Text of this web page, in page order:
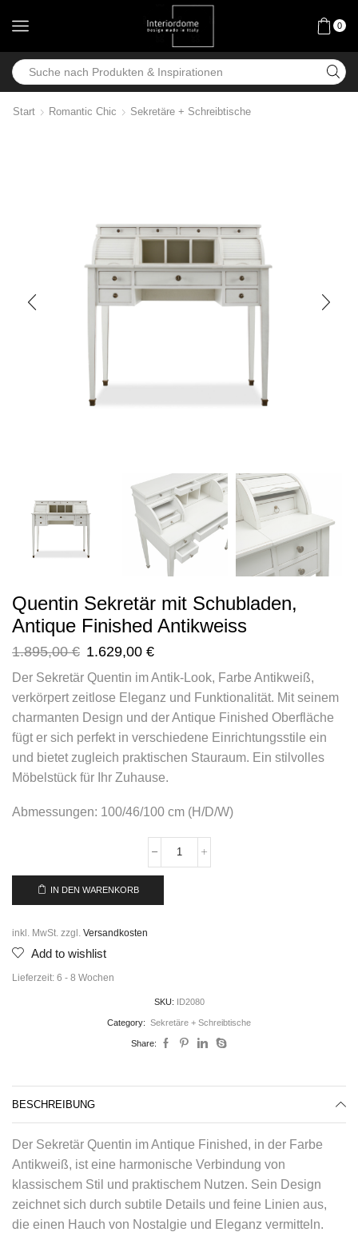
0
Start Romantic Chic Sekretäre + Schreibtische
Quentin Sekretär mit Schubladen,
Antique Finished Antikweiss
1.895,00€ 1.629,00 €
Der Sekretär Quentin im Antik-Look, Farbe Antikweiß,
verkörpert zeitlose Eleganz und Funktionalität. Mit seinem
charmanten Design und der Antique Finished Oberfläche
fügt er sich perfekt in verschiedene Einrichtungsstile ein
und bietet zugleich praktischen Stauraum. Ein stilvolles
Möbelstück für Ihr Zuhause.
Abmessungen: 100/46/100 cm (H/D/W)
IN DEN WARENKORB
inkl. MwSt. zzgl. Versandkosten
Add to wishlist
Lieferzeit: 6 - 8 Wochen
SKU: ID2080
Category: Sekretäre + Schreibtische
Share:
BESCHREIBUNG
Der Sekretär Quentin im Antique Finished, in der Farbe
Antikweiß, ist eine harmonische Verbindung von
klassischem Stil und praktischem Nutzen. Sein Design
zeichnet sich durch subtile Details und feine Linien aus,
die einen Hauch von Nostalgie und Eleganz vermitteln.